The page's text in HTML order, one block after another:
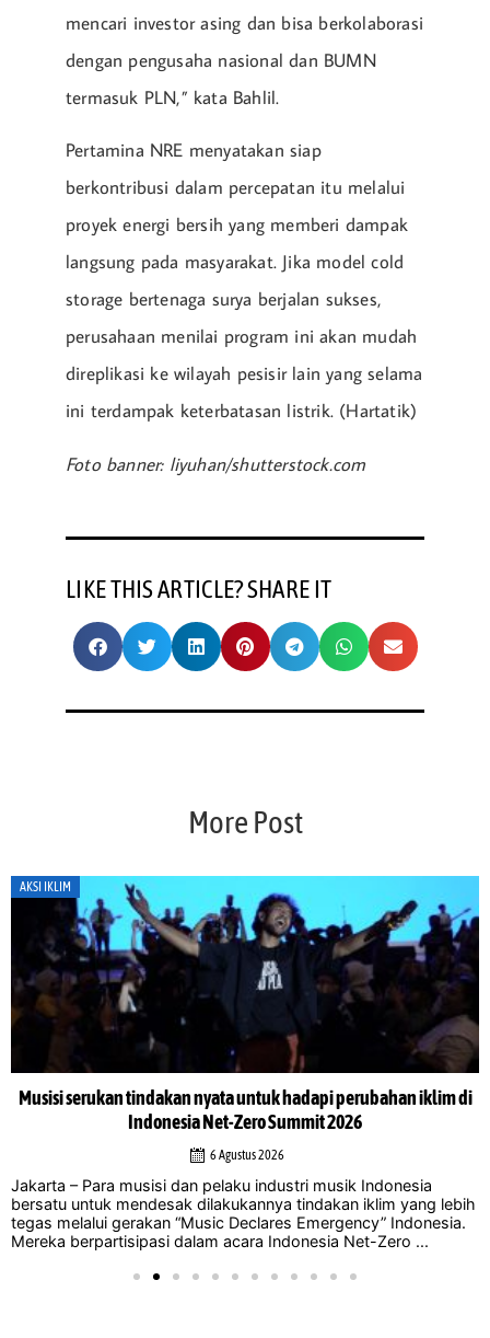
mencari investor asing dan bisa berkolaborasi
dengan pengusaha nasional dan BUMN
termasuk PLN,” kata Bahlil.
Pertamina NRE menyatakan siap
berkontribusi dalam percepatan itu melalui
proyek energi bersih yang memberi dampak
langsung pada masyarakat. Jika model cold
storage bertenaga surya berjalan sukses,
perusahaan menilai program ini akan mudah
direplikasi ke wilayah pesisir lain yang selama
ini terdampak keterbatasan listrik. (Hartatik)
Foto banner: liyuhan/shutterstock.com
LIKE THIS ARTICLE? SHARE IT
More Post
AKSI IKLIM
Musisi serukan tindakan nyata untuk hadapi perubahan iklim di
Indonesia Net-Zero Summit 2026
6 Agustus 2026
Jakarta – Para musisi dan pelaku industri musik Indonesia
bersatu untuk mendesak dilakukannya tindakan iklim yang lebih
tegas melalui gerakan “Music Declares Emergency” Indonesia.
Mereka berpartisipasi dalam acara Indonesia Net-Zero ...